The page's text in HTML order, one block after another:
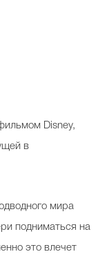
Disney,
в
мира
подниматься на
это влечет